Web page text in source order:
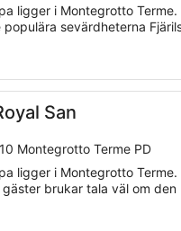
ligger i Montegrotto
populära sevärdheterna
San
Montegrotto Terme PD
ligger i Montegrotto
gäster brukar tala väl om den